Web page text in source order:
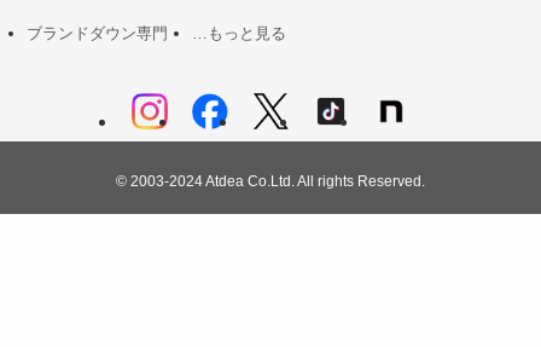
ブランドダウン専門 …もっと見る
© 2003-2024 Atdea Co.Ltd. All rights Reserved.